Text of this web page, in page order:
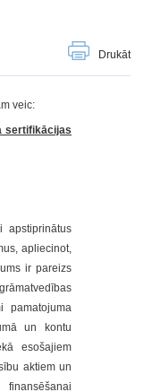
Drukāt
veic:
sertifikācijas
apstiprinātus
apliecinot,
ir pareizs
pamatojuma
un kontu
esošajiem
aktiem un